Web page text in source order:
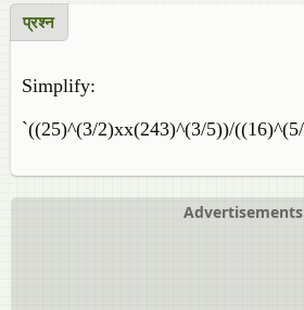
प्रश्न
Simplify:
`((25)^(3/2)xx(243)^(3/5))/
Advertisements